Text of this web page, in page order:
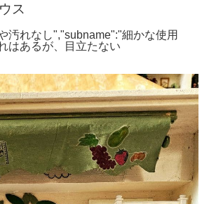
ス
汚れなし","subname":"細かな使用
はあるが、目立たない